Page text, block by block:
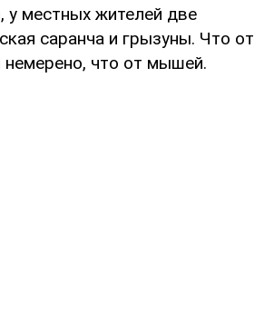
у местных жителей две
саранча и грызуны. Что от
немерено, что от мышей.